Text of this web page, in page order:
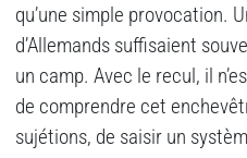
qu’une simple provocation.
d’Allemands suffisaient
un camp. Avec le recul, il
de comprendre cet
sujétions, de saisir un